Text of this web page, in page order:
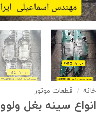
خانه / قطعات موتور
انواع سینه بغل ولوو